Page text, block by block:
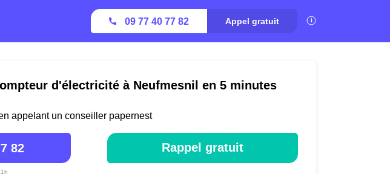
09 77 40 77 82 Appel gratuit
d'électricité à Neufmesnil en 5 minutes
appelant un conseiller papernest
82 Rappel gratuit